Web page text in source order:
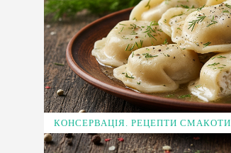
КОНСЕРВАЦІЯ. РЕЦЕПТИ СМАКОТИ